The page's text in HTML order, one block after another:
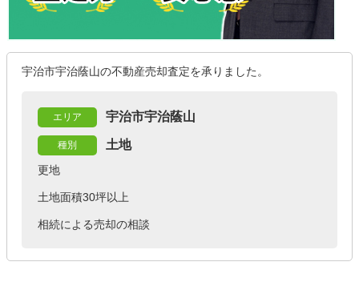
宇治市宇治蔭山の不動産売却査定を承りました。
エリア 宇治市宇治蔭山
種別 土地
更地
土地面積30坪以上
相続による売却の相談